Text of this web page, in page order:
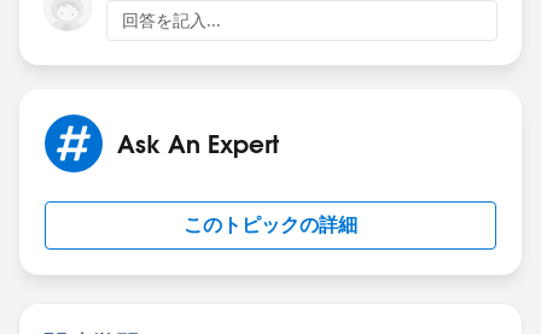
回答を記入...
Ask An Expert
このトピックの詳細